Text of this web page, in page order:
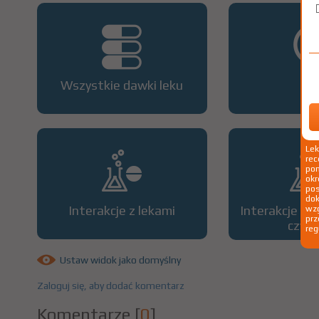
Wszystkie dawki leku
Interakcje z lekami
Interakcje z
Ustaw widok jako domyślny
Zaloguj się, aby dodać komentarz
Komentarze [0]